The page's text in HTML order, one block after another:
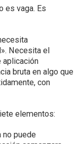
es vaga. Es
Necesita el
aplicación
bruta en algo que
con
elementos:
no puede